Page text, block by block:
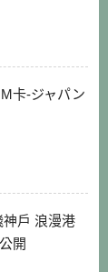
卡-ジャパン
神戶 浪漫港
開